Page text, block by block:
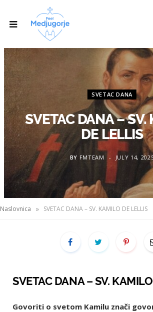
SVETAC DANA
SVETAC DANA – SV.
DE LELLIS
BY FMTEAM JULY 14,
Naslovnica » SVETAC DANA – SV. KAMILO DE LELLIS
SVETAC DANA – SV.
Govoriti o svetom Kamilu znači